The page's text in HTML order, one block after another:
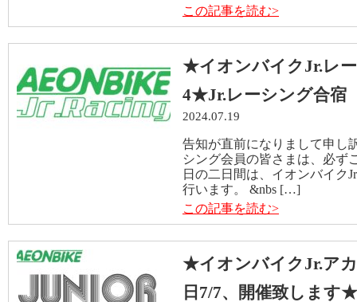
この記事を読む>
★イオンバイクJr.レ
4★Jr.レーシング合宿
2024.07.19
告知が直前になりまして申し
シング会員の皆さまは、必ず
日の二日間は、イオンバイク
行います。 &nbs […]
この記事を読む>
★イオンバイクJr.ア
日7/7、開催致します★